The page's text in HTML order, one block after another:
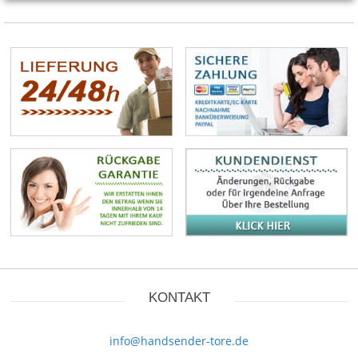
KONTAKT
info@handsender-tore.de